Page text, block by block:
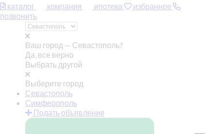
каталог компания ипотека
избранное
позвонить
Ваш город — Севастополь?
Да, все верно
Выбрать другой
Выберите город
Севастополь
Симферополь
Подать объявление